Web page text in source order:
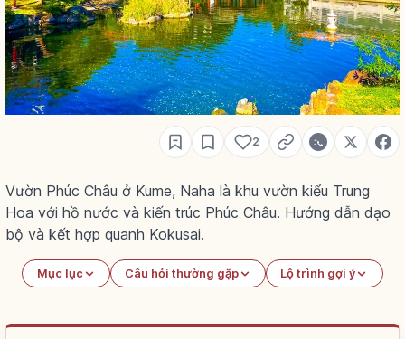
2
Vườn Phúc Châu ở Kume, Naha là khu vườn kiểu Trung
Hoa với hồ nước và kiến trúc Phúc Châu. Hướng dẫn dạo
bộ và kết hợp quanh Kokusai.
Mục lục Câu hỏi thường gặp Lộ trình gợi ý